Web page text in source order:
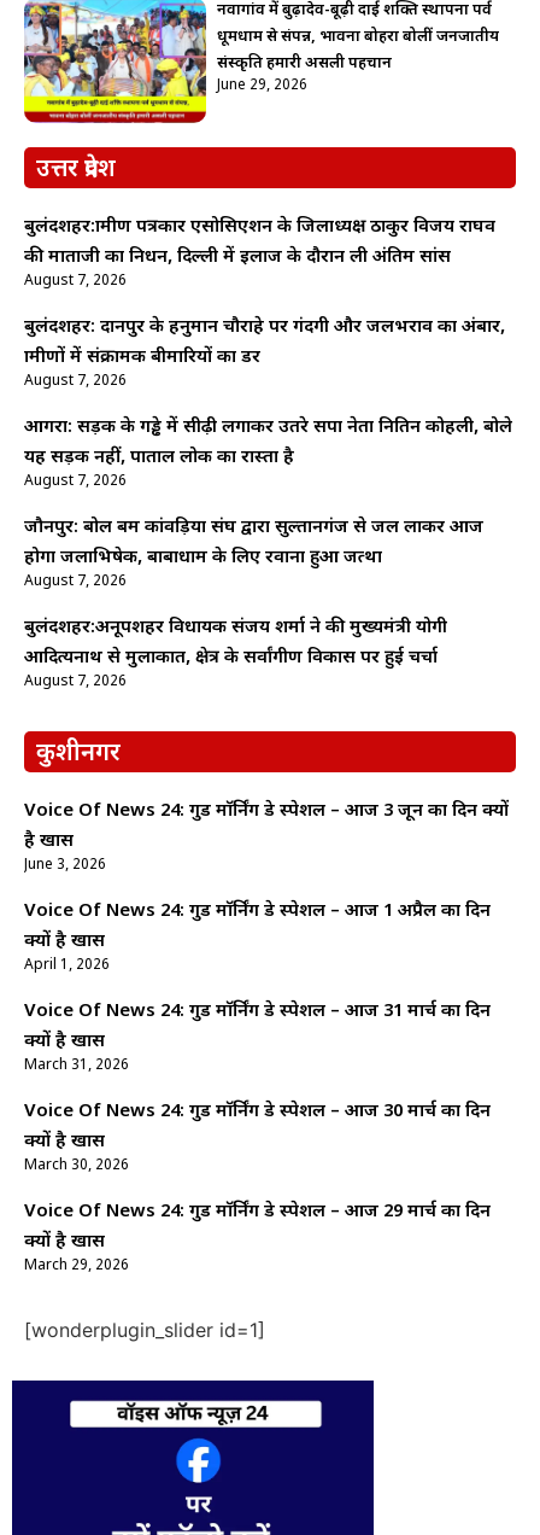
नवागांव में बुढ़ादेव-बूढ़ी दाई शक्ति स्थापना पर्व
धूमधाम से संपन्न, भावना बोहरा बोलीं जनजातीय
संस्कृति हमारी असली पहचान
June 29, 2026
उत्तर प्रदेश
बुलंदशहर:ग्रामीण पत्रकार एसोसिएशन के जिलाध्यक्ष ठाकुर विजय राघव
की माताजी का निधन, दिल्ली में इलाज के दौरान ली अंतिम सांस
August 7, 2026
बुलंदशहर: दानपुर के हनुमान चौराहे पर गंदगी और जलभराव का अंबार,
ग्रामीणों में संक्रामक बीमारियों का डर
August 7, 2026
आगरा: सड़क के गड्ढे में सीढ़ी लगाकर उतरे सपा नेता नितिन कोहली, बोले
यह सड़क नहीं, पाताल लोक का रास्ता है
August 7, 2026
जौनपुर: बोल बम कांवड़िया संघ द्वारा सुल्तानगंज से जल लाकर आज
होगा जलाभिषेक, बाबाधाम के लिए रवाना हुआ जत्था
August 7, 2026
बुलंदशहर:अनूपशहर विधायक संजय शर्मा ने की मुख्यमंत्री योगी
आदित्यनाथ से मुलाकात, क्षेत्र के सर्वांगीण विकास पर हुई चर्चा
August 7, 2026
कुशीनगर
Voice Of News 24: गुड माॅर्निंग डे स्पेशल – आज 3 जून का दिन क्यों
है खास
June 3, 2026
Voice Of News 24: गुड माॅर्निंग डे स्पेशल – आज 1 अप्रैल का दिन
क्यों है खास
April 1, 2026
Voice Of News 24: गुड माॅर्निंग डे स्पेशल – आज 31 मार्च का दिन
क्यों है खास
March 31, 2026
Voice Of News 24: गुड माॅर्निंग डे स्पेशल – आज 30 मार्च का दिन
क्यों है खास
March 30, 2026
Voice Of News 24: गुड माॅर्निंग डे स्पेशल – आज 29 मार्च का दिन
क्यों है खास
March 29, 2026
[wonderplugin_slider id=1]